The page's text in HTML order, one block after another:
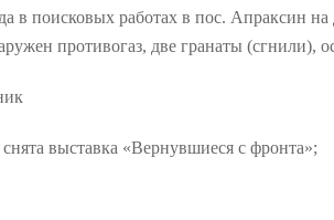
в поисковых работах в пос. Апраксин
противогаз, две гранаты (сгнили),
выставка «Вернувшиеся с фронта»;